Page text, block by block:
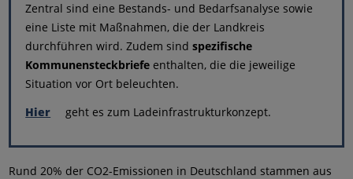
Zentral sind eine Bestands- und Bedarfsanalyse sowie
eine Liste mit Maßnahmen, die der Landkreis
durchführen wird. Zudem sindspezifische
Kommunensteckbriefe enthalten, die die jeweilige
Situation vor Ort beleuchten.
Hier
geht es zum Ladeinfrastrukturkonzept.
Rund 20% der CO2-Emissionen in Deutschland stammen aus